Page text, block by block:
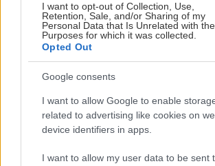
I want to opt-out of Collection, Use,
Retention, Sale, and/or Sharing of my
Personal Data that Is Unrelated with the
Purposes for which it was collected.
Opted Out
Google consents
I want to allow Google to enable
related to advertising like cookies on
device identifiers in apps.
I want to allow my user data to be sent
Ήχος: Στούντιο Άλτο
ΠΛΗΡΟΦΟΡΙΕΣ & ΕΙΣΙΤΗΡΙΑ στα
της ημέρες των παραστάσεων